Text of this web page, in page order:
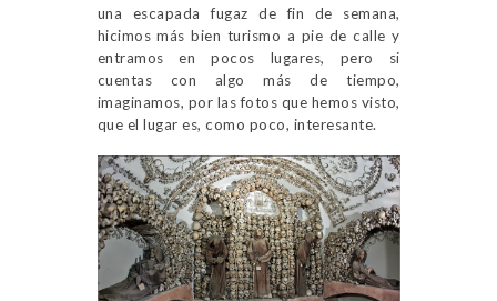
una escapada fugaz de fin de semana,
hicimos más bien turismo a pie de calle y
entramos en pocos lugares, pero si
cuentas con algo más de tiempo,
imaginamos, por las fotos que hemos visto,
que el lugar es, como poco, interesante.